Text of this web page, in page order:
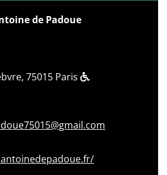
de Padoue
75015 Paris